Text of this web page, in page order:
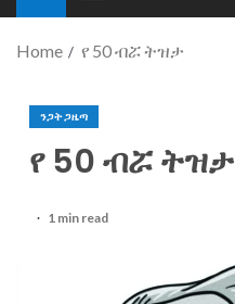
Home የ 50 ብሯ ትዝታ
ንጋት ጋዜጣ
የ 50 ብሯ ትዝታ
1 min read